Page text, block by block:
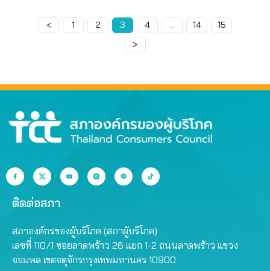
< Page
1 Page
2 Page
3 Page
4 … Page
14 Page
15
>
ติดต่อสภา
สภาองค์กรของผู้บริโภค (สภาผู้บริโภค)
เลขที่ 110/1 ซอยลาดพร้าว 26 แยก 1-2 ถนนลาดพร้าว แขวง
จอมพล เขตจตุจักรกรุงเทพมหานคร 10900